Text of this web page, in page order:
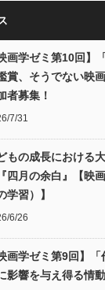
映画学ゼミ第10回】
賞、そうでない映
者募集！
7/31
もの成長における
四月の余白』【映
学習）】
6/26
映画学ゼミ第9回】
影響を与え得る情